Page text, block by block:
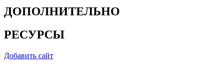
ДОПОЛНИТЕЛЬНО
РЕСУРСЫ
Добавить сайт